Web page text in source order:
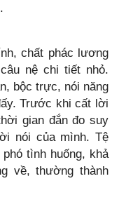
chất phác lương
nệ chi tiết nhỏ.
bộc trực, nói năng
Trước khi cất lời
gian đắn đo suy
nói của mình. Tệ
tình huống, khả
về, thường thành